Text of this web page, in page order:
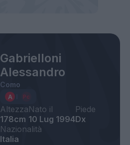
Gabrielloni
Alessandro
Como
Altezza
178cm
Nato il
10 Lug 1994
Piede
Dx
Nazionalità
Italia